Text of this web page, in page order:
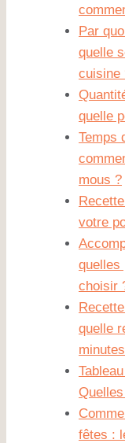
Par
quelle
cuisine
quelle
Temps
mous ?
votre
quelles
choisir
quelle
fêtes :